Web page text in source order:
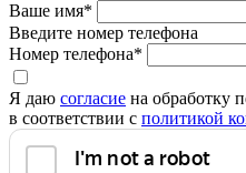
Ваше имя*
Введите номер телефона
Номер телефона*
Я даю согласие на обработку
в соответствии с политикой